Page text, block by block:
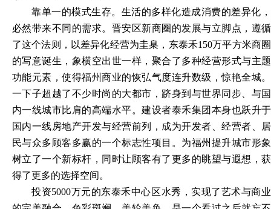
靠单一的模式生存。生活的多样化造成消费的差异化，
必然带来不同的需求。晋安区新商圈的发展与立脚点，遵循
了这个法则，以差异化经营为圭臬，东泰禾150万平方米商圈
的写意诞生，象横空出世一样，聚合了多种经营形式与主题
功能元素，使得福州商业的恢弘气度连升数级，惊艳全城。
一下子超越了不少时尚的大都市，跻身到与世界同步、与国
内一线城市比肩的高端水平。建设者泰禾集团本身也跃升于
国内一线房地产开发与经营前列，成为开发者、经营者、居
民与众多顾客多赢的一个标志性项目。为福州提升城市形象
树立了一个新标杆，同时让顾客有了更多的眺望与遐想，获
得了更多的选择空间。
投资5000万元的东泰禾中心区水秀，实现了艺术与商业